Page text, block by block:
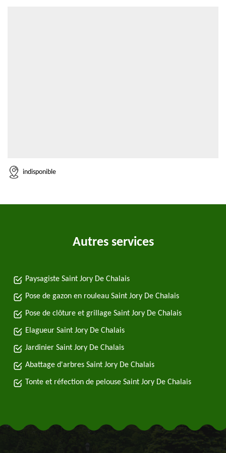
indisponible
Autres services
Paysagiste Saint Jory De Chalais
Pose de gazon en rouleau Saint Jory De Chalais
Pose de clôture et grillage Saint Jory De Chalais
Elagueur Saint Jory De Chalais
Jardinier Saint Jory De Chalais
Abattage d'arbres Saint Jory De Chalais
Tonte et réfection de pelouse Saint Jory De Chalais